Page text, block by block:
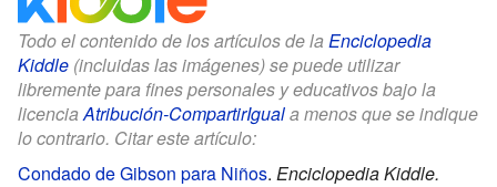
Todo el contenido de los artículos de la Enciclopedia
Kiddle (incluidas las imágenes) se puede utilizar
libremente para fines personales y educativos bajo la
licenciaAtribución-CompartirIguala menos que se indique
lo contrario. Citar este artículo:
Condado de Gibson para Niños. Enciclopedia Kiddle.